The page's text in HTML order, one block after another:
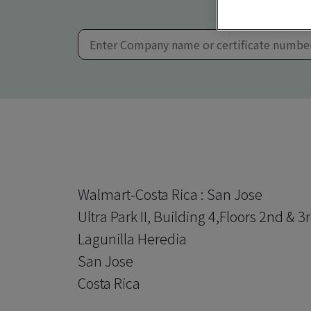
Walmart-Costa Rica : San Jose
Ultra Park II, Building 4,Floors 2nd &
Lagunilla Heredia
San Jose
Costa Rica